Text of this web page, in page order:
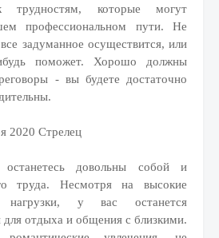
трудностям, которые могут
профессиональном пути. Не
задуманное осуществится, или
поможет. Хорошо должны
- вы будете достаточно
2020 Стрелец
довольны собой и
труда. Несмотря на высокие
нагрузки, у вас останется
для отдыха и общения с близкими.